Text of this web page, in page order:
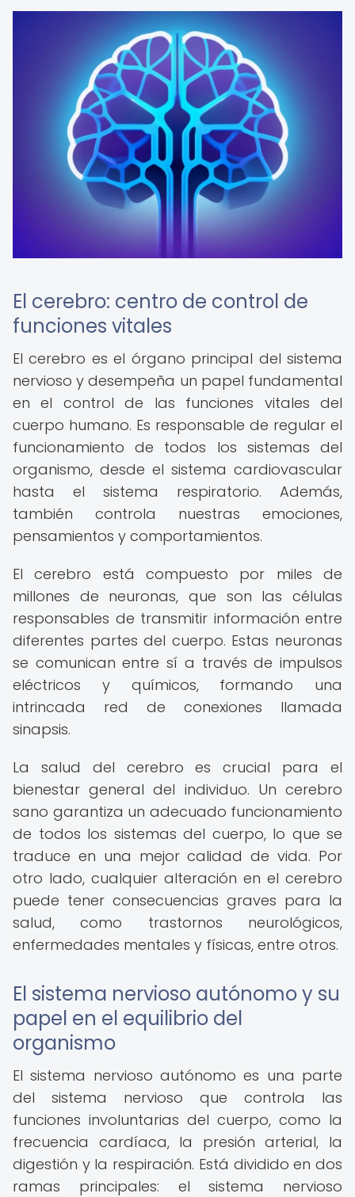
El cerebro: centro de control de
funciones vitales
El cerebro es el órgano principal del sistema
nervioso y desempeña un papel fundamental
en el control de las funciones vitales del
cuerpo humano. Es responsable de regular el
funcionamiento de todos los sistemas del
organismo, desde el sistema cardiovascular
hasta el sistema respiratorio. Además,
también controla nuestras emociones,
pensamientos y comportamientos.
El cerebro está compuesto por miles de
millones de neuronas, que son las células
responsables de transmitir información entre
diferentes partes del cuerpo. Estas neuronas
se comunican entre sí a través de impulsos
eléctricos y químicos, formando una
intrincada red de conexiones llamada
sinapsis.
La salud del cerebro es crucial para el
bienestar general del individuo. Un cerebro
sano garantiza un adecuado funcionamiento
de todos los sistemas del cuerpo, lo que se
traduce en una mejor calidad de vida. Por
otro lado, cualquier alteración en el cerebro
puede tener consecuencias graves para la
salud, como trastornos neurológicos,
enfermedades mentales y físicas, entre otros.
El sistema nervioso autónomo y su
papel en el equilibrio del
organismo
El sistema nervioso autónomo es una parte
del sistema nervioso que controla las
funciones involuntarias del cuerpo, como la
frecuencia cardíaca, la presión arterial, la
digestión y la respiración. Está dividido en dos
ramas principales: el sistema nervioso